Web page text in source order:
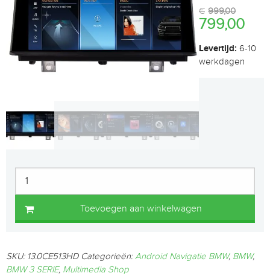
€ 999,00
799,00
Levertijd: 6-10
werkdagen
Toevoegen aan winkelwagen
SKU: 13.0CE513HD Categorieën:Android Navigatie BMW, BMW,
BMW 3 SERIE, Multimedia Shop